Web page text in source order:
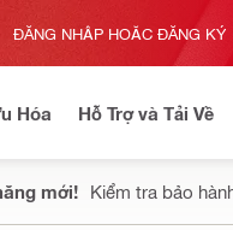
ĐĂNG NHẬP HOẶC ĐĂNG KÝ
Hóa Hỗ Trợ và Tải Về
mới! Kiểm tra bảo